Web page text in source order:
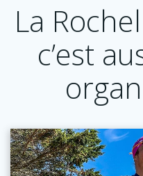
La
c’est